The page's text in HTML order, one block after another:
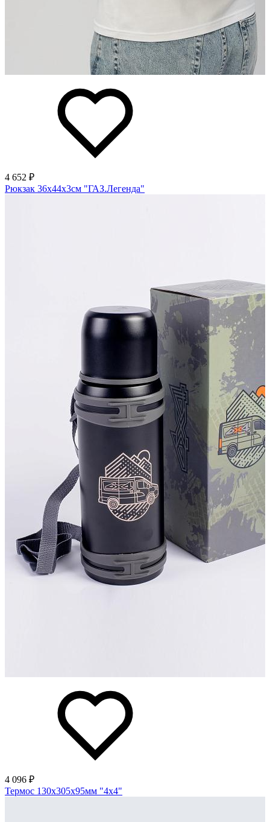
4 652 ₽
Рюкзак 36х44х3см "ГАЗ.Легенда"
4 096 ₽
Термос 130х305х95мм "4х4"